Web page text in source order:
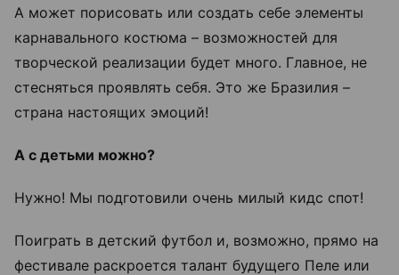
А может порисовать или создать себе элементы
карнавального костюма – возможностей для
творческой реализации будет много. Главное, не
стесняться проявлять себя. Это же Бразилия –
страна настоящих эмоций!
А с детьми можно?
Нужно! Мы подготовили очень милый кидс спот!
Поиграть в детский футбол и, возможно, прямо на
фестивале раскроется талант будущего Пеле или